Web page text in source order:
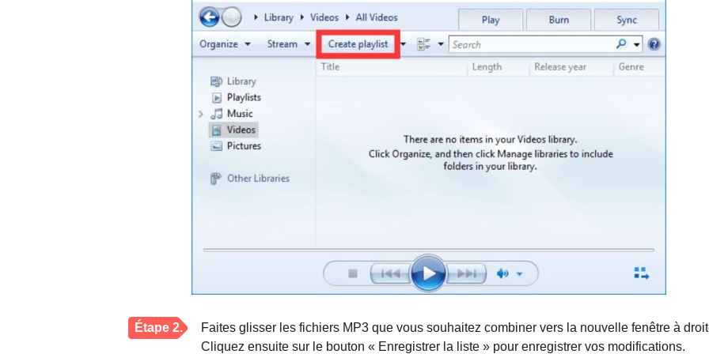
Étape 2.
Faites glisser les fichiers MP3 que vous souhaitez combiner vers la nouvelle fenêtre à
Cliquez ensuite sur le bouton « Enregistrer la liste » pour enregistrer vos modifications.